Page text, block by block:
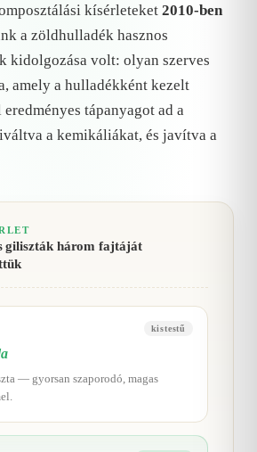
kísérleteket 2010-ben
a zöldhulladék hasznos
kidolgozása volt: olyan szerves
amely a hulladékként kezelt
tápanyagot ad a
a kemikáliákat, és javítva a
giliszták három fajtáját
kistestű
— gyorsan szaporodó, magas